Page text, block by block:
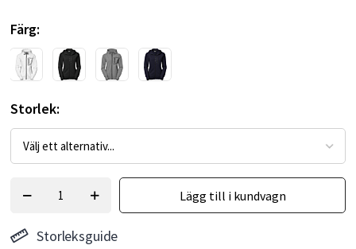
Färg
Storlek
Lägg till i kundvagn
Storleksguide